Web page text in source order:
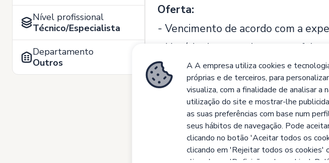
Nível profissional
Técnico/Especialista
Departamento
Outros
Oferta:
- Vencimento de acordo com a
- Horário de segunda a sexta-
- Possibilidade de integração nos
Todas as candidaturas serão
Alvará nº 776/15, concedido pelo
A A empresa utiliza cookies e
próprias e de terceiros, para
visualiza, com a finalidade de analisar a
utilização do site e mostrar-lhe
as suas preferências com base num
seus hábitos de navegação. Pode
clicando no botão 'Aceitar todos os
clicando em 'Rejeitar todos os cookies'